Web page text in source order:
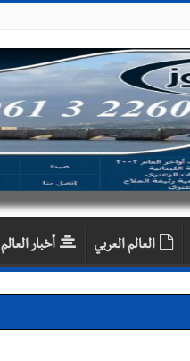
العالم العربي أخبار العالم